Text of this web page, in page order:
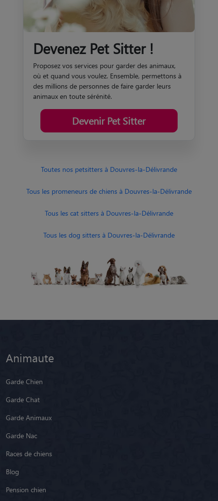
Devenez Pet Sitter !
Proposez vos services pour garder des animaux,
où et quand vous voulez. Ensemble, permettons à
des millions de personnes de faire garder leurs
animaux en toute sérénité.
Devenir Pet Sitter
Toutes nos petsitters à Douvres-la-Délivrande
Tous les promeneurs de chiens à Douvres-la-Délivrande
Tous les cat sitters à Douvres-la-Délivrande
Tous les dog sitters à Douvres-la-Délivrande
Animaute
Garde Chien
Garde Chat
Garde Animaux
Garde Nac
Races de chiens
Blog
Pension chien